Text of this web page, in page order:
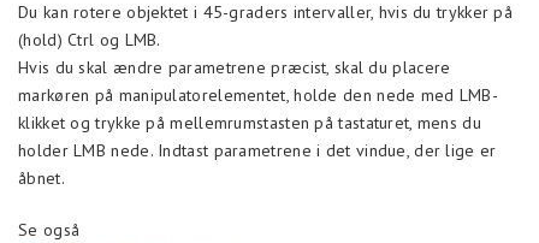
Du kan rotere objektet i 45-graders intervaller, hvis du trykker på
(hold) Ctrl og LMB.
Hvis du skal ændre parametrene præcist, skal du placere
markøren på manipulatorelementet, holde den nede med LMB-
klikket og trykke på mellemrumstasten på tastaturet, mens du
holder LMB nede. Indtast parametrene i det vindue, der lige er
åbnet.
Se også